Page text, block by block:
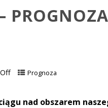
Off Prognoza
nad obszarem